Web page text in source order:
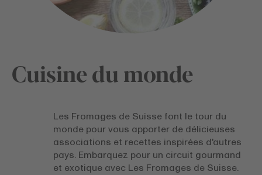
Cuisine du monde
Les Fromages de Suisse font le tour du
monde pour vous apporter de délicieuses
associations et recettes inspirées d'autres
pays. Embarquez pour un circuit gourmand
et exotique avec Les Fromages de Suisse.